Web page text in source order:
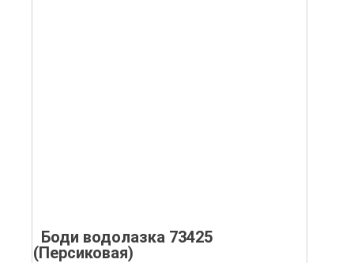
Боди водолазка 73425
(Персиковая)